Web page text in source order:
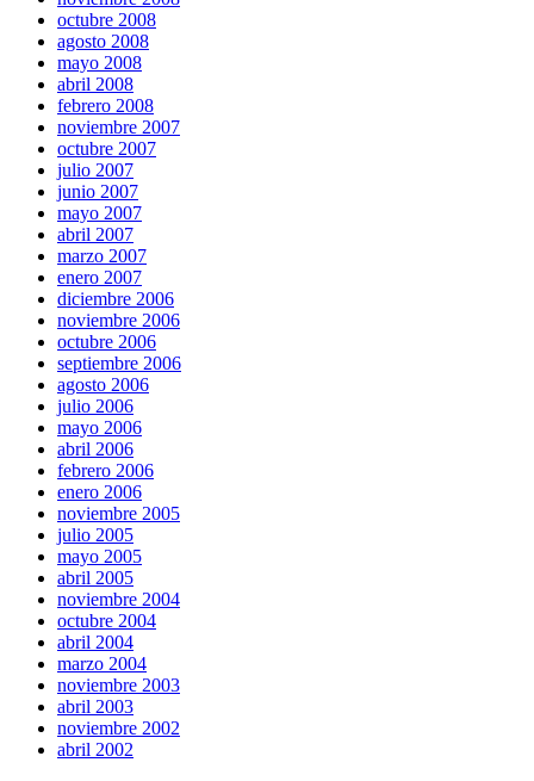
octubre 2008
agosto 2008
mayo 2008
abril 2008
febrero 2008
noviembre 2007
octubre 2007
julio 2007
junio 2007
mayo 2007
abril 2007
marzo 2007
enero 2007
diciembre 2006
noviembre 2006
octubre 2006
septiembre 2006
agosto 2006
julio 2006
mayo 2006
abril 2006
febrero 2006
enero 2006
noviembre 2005
julio 2005
mayo 2005
abril 2005
noviembre 2004
octubre 2004
abril 2004
marzo 2004
noviembre 2003
abril 2003
noviembre 2002
abril 2002